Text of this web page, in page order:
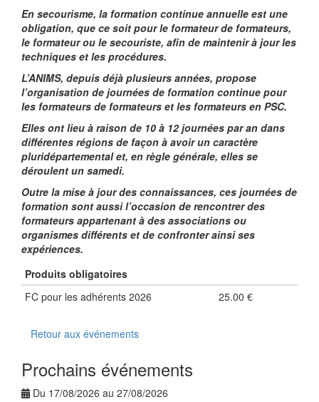
En secourisme, la formation continue annuelle est une
obligation, que ce soit pour le formateur de formateurs,
le formateur ou le secouriste, afin de maintenir à jour les
techniques et les procédures.
L’ANIMS, depuis déjà plusieurs années, propose
l’organisation de journées de formation continue pour
les formateurs de formateurs et les formateurs en PSC.
Elles ont lieu à raison de 10 à 12 journées par an dans
différentes régions de façon à avoir un caractère
pluridépartemental et, en règle générale, elles se
déroulent un samedi.
Outre la mise à jour des connaissances, ces journées de
formation sont aussi l’occasion de rencontrer des
formateurs appartenant à des associations ou
organismes différents et de confronter ainsi ses
expériences.
Produits obligatoires
FC pour les adhérents 2026
25.00 €
Retour aux événements
Prochains événements
Du 17/08/2026 au 27/08/2026